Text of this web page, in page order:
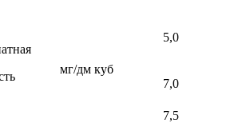
мг/дм куб
5,0
7,0
7,5